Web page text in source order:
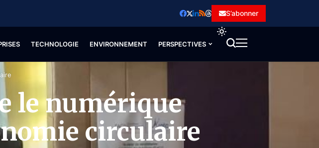
S’abonner
TECHNOLOGIE ENVIRONNEMENT PERSPECTIVES
le numérique
circulaire